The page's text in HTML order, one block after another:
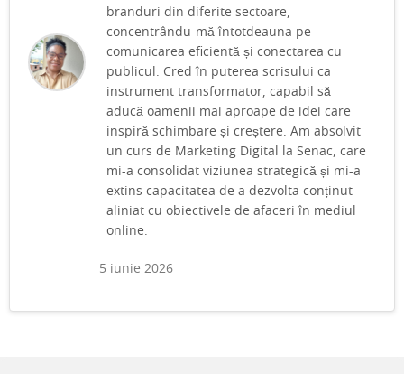
branduri din diferite sectoare,
concentrându-mă întotdeauna pe
comunicarea eficientă și conectarea cu
publicul. Cred în puterea scrisului ca
instrument transformator, capabil să
aducă oamenii mai aproape de idei care
inspiră schimbare și creștere. Am absolvit
un curs de Marketing Digital la Senac, care
mi-a consolidat viziunea strategică și mi-a
extins capacitatea de a dezvolta conținut
aliniat cu obiectivele de afaceri în mediul
online.
5 iunie 2026